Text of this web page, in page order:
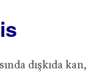
dışkıda kan,